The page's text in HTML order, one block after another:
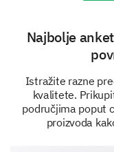
How likely are
Price Point 1
Najbolje
Istražite razne
kvalitete.
područjima poput
proizvoda